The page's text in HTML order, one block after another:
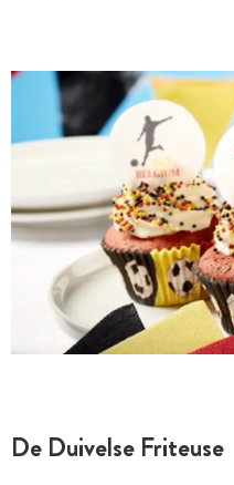
De Duivelse Friteuse